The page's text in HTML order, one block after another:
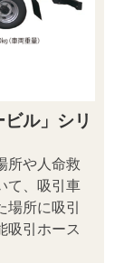
ル」シリ
所や人命救
て、吸引車
所に吸引
吸引ホース